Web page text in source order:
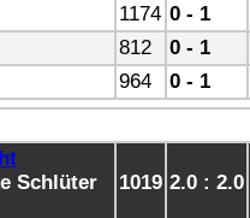
1174 0 - 1
812 0 - 1
964 0 - 1
1019 2.0 : 2.0